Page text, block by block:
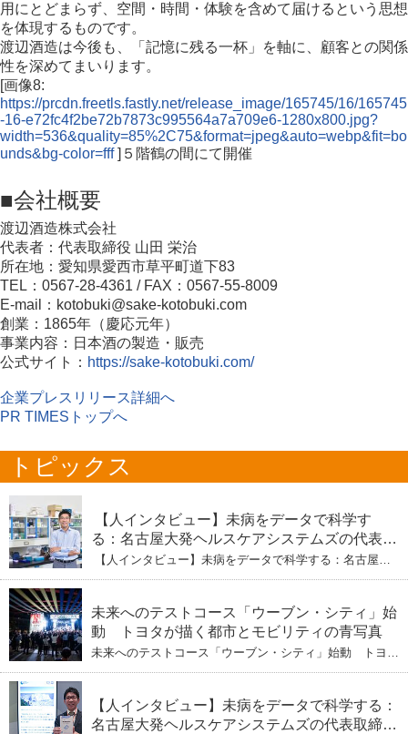
用にとどまらず、空間・時間・体験を含めて届けるという思想
を体現するものです。
渡辺酒造は今後も、「記憶に残る一杯」を軸に、顧客との関係
性を深めてまいります。
[画像8:
https://prcdn.freetls.fastly.net/release_image/165745/16/165745
-16-e72fc4f2be72b7873c995564a7a709e6-1280x800.jpg?
width=536&quality=85%2C75&format=jpeg&auto=webp&fit=bo
unds&bg-color=fff]５階鶴の間にて開催
■会社概要
渡辺酒造株式会社
代表者：代表取締役 山田 栄治
所在地：愛知県愛西市草平町道下83
TEL：0567-28-4361 / FAX：0567-55-8009
E-mail：kotobuki@sake-kotobuki.com
創業：1865年（慶応元年）
事業内容：日本酒の製造・販売
公式サイト： https://sake-kotobuki.com/
企業プレスリリース詳細へ
PR TIMESトップへ
トピックス
【人インタビュー】未病をデータで科学す
る：名古屋大発ヘルスケアシステムズの代表取
締役社長・瀧本陽介 【下】「人生80年の暇つ
ぶし」を着実に：理系ニートが挑むヘルスケア
【人インタビュー】未病をデータで科学する：名古屋大
発ヘルスケアシステムズの代表取締役社長・瀧本陽介
挑むヘルスケア標準化と海外戦略
未来へのテストコース「ウーブン・シティ」始
動 トヨタが描く都市とモビリティの青写真
未来へのテストコース「ウーブン・シティ」始動 トヨタ
が描く都市とモビリティの青写真
【人インタビュー】未病をデータで科学する：
名古屋大発ヘルスケアシステムズの代表取締役